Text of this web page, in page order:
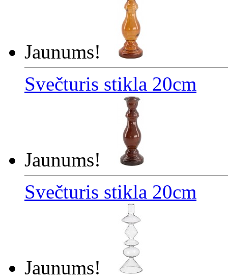
Jaunums!
Svečturis stikla 20cm
Jaunums!
Svečturis stikla 20cm
Jaunums!